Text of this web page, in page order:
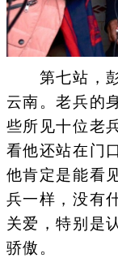
第七站，彭
云南。老兵的
些所见十位老
看他还站在门
他肯定是能看
兵一样，没有
关爱，特别是
骄傲。